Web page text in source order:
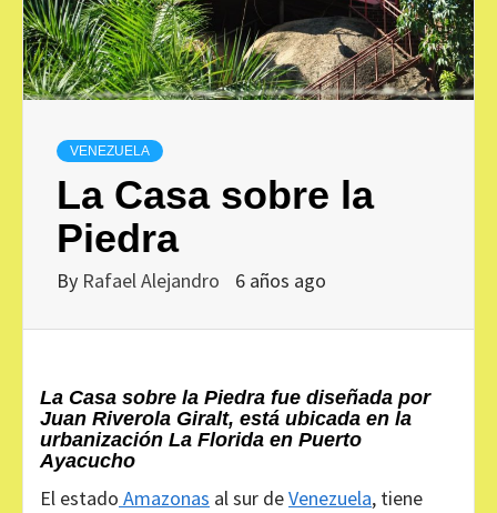
VENEZUELA
La Casa sobre la
Piedra
By Rafael Alejandro 6 años ago
La Casa sobre la Piedra fue diseñada por
Juan Riverola Giralt, está ubicada en la
urbanización La Florida en Puerto
Ayacucho
El estado Amazonas al sur deVenezuela, tiene